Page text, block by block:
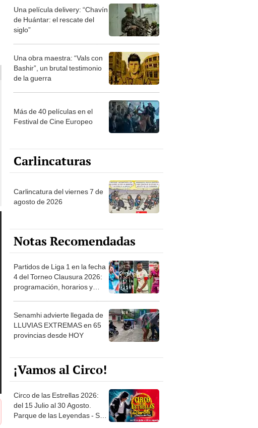
Una película delivery: “Chavín
de Huántar: el rescate del
siglo”
Una obra maestra: “Vals con
Bashir”, un brutal testimonio
de la guerra
Más de 40 películas en el
Festival de Cine Europeo
Carlincaturas
Carlincatura del viernes 7 de
agosto de 2026
Notas Recomendadas
Partidos de Liga 1 en la fecha
4 del Torneo Clausura 2026:
programación, horarios y
Senamhi advierte llegada de
LLUVIAS EXTREMAS en 65
provincias desde HOY
¡Vamos al Circo!
Circo de las Estrellas 2026:
del 15 Julio al 30 Agosto.
Parque de las Leyendas - San